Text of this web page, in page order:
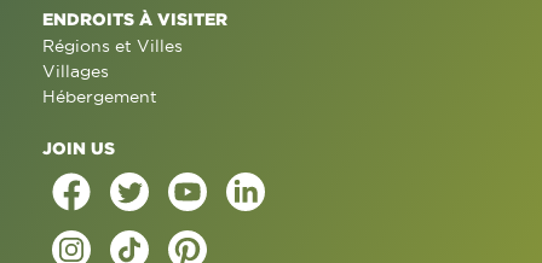
ENDROITS À VISITER
Régions et Villes
Villages
Hébergement
JOIN US